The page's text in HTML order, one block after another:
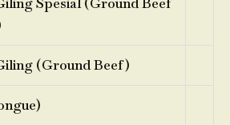
(Ground Beef)